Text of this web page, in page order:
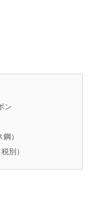
ン
）
別）